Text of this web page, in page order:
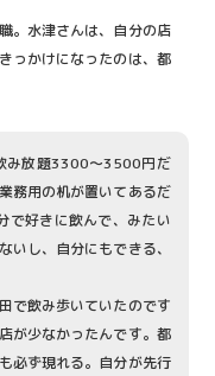
。水津さんは、自分の店
っかけになったのは、都
み放題3300～3500円だ
務用の机が置いてあるだ
で好きに飲んで、みたい
いし、自分にもできる、
で飲み歩いていたのです
が少なかったんです。都
必ず現れる。自分が先行